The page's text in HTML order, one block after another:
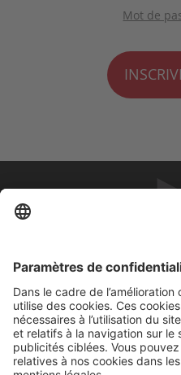
Mot de
À propos